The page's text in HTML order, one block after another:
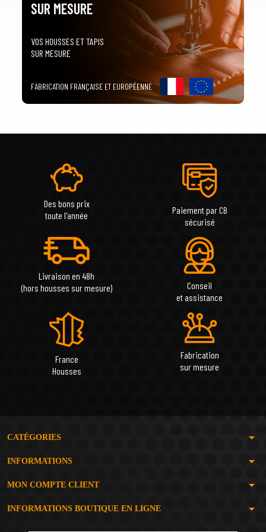
Tous les modèles
arrow_drop_down
SUR MESURE
VOS HOUSSES ET TAPIS
SUR MESURE
FABRICATION FRANÇAISE ET EUROPÉENNE
Des bons prix
toute l'année
Paiement par CB
sécurisé
Livraison en 48h
(hors housses sur mesure)
Conseil
et assistance
France
Housses
Fabrication
sur mesure
CATÉGORIES arrow_drop_down
INFORMATIONS arrow_drop_down
MON COMPTE CLIENT arrow_drop_down
INFORMATIONS BOUTIQUE EN LIGNE arrow_drop_down